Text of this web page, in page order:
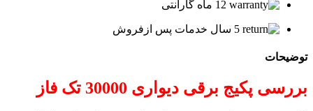
12 ماه گارانتی
5 سال خدمات پس ازفروش
توضیحات
بررسی پکیج برقی دیواری 30000 تک فاز